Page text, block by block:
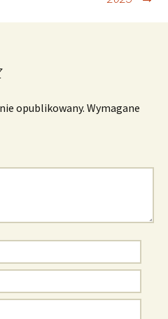
opublikowany. Wymagane